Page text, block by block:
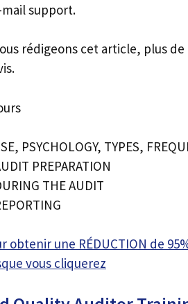
support.
rédigeons cet article, plus
PSYCHOLOGY, TYPES,
PREPARATION
THE AUDIT
obtenir une RÉDUCTION de
vous cliquerez